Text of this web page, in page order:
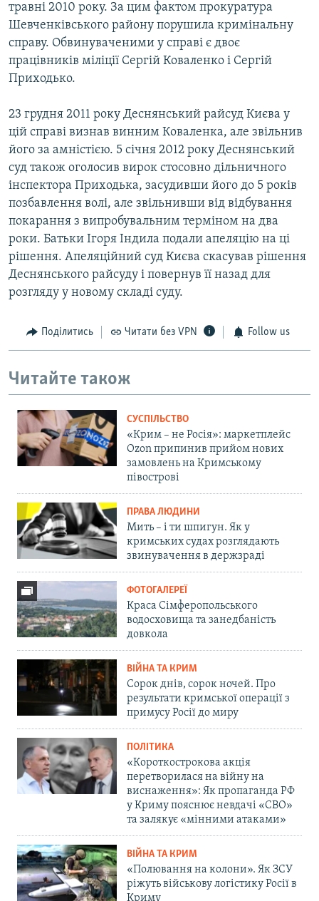
травні 2010 року. За цим фактом прокуратура
Шевченківського району порушила кримінальну
справу. Обвинуваченими у справі є двоє
працівників міліції Сергій Коваленко і Сергій
Приходько.
23 грудня 2011 року Деснянський райсуд Києва у
цій справі визнав винним Коваленка, але звільнив
його за амністією. 5 січня 2012 року Деснянський
суд також оголосив вирок стосовно дільничного
інспектора Приходька, засудивши його до 5 років
позбавлення волі, але звільнивши від відбування
покарання з випробувальним терміном на два
роки. Батьки Ігоря Індила подали апеляцію на ці
рішення. Апеляційний суд Києва скасував рішення
Деснянського райсуду і повернув її назад для
розгляду у новому складі суду.
Поділитись Читати без VPN Follow us
Читайте також
СУСПІЛЬСТВО
«Крим – не Росія»: маркетплейс
Ozon припинив прийом нових
замовлень на Кримському
півострові
ПРАВА ЛЮДИНИ
Мить – і ти шпигун. Як у
кримських судах розглядають
звинувачення в держзраді
ФОТОГАЛЕРЕЇ
Краса Сімферопольського
водосховища та занедбаність
довкола
ВІЙНА ТА КРИМ
Сорок днів, сорок ночей. Про
результати кримської операції з
примусу Росії до миру
ПОЛІТИКА
«Короткострокова акція
перетворилася на війну на
виснаження»: Як пропаганда РФ
у Криму пояснює невдачі «СВО»
та залякує «мінними атаками»
ВІЙНА ТА КРИМ
«Полювання на колони». Як ЗСУ
ріжуть військову логістику Росії в
Криму